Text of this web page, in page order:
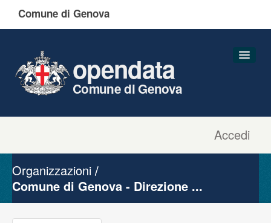
Comune di Genova
Accedi
opendata
Comune di Genova
Gruppi
Organizzazioni
Comune di Genova - Direzione ...